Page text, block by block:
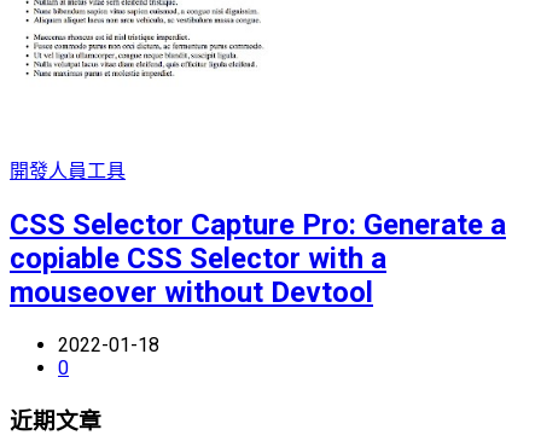
開發人員工具
CSS Selector Capture Pro: Generate a
copiable CSS Selector with a
mouseover without Devtool
2022-01-18
0
近期文章